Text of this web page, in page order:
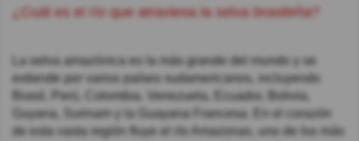
¿Cuál es el río que atraviesa la selva brasileña?
La selva amazónica es la más grande del mundo y se
extiende por varios países sudamericanos, incluyendo
Brasil, Perú, Colombia, Venezuela, Ecuador, Bolivia,
Guyana, Surinam y la Guayana Francesa. En el corazón
de esta vasta región fluye el río Amazonas, uno de los más